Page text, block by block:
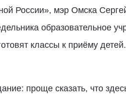
России», мэр Омска
образовательное
классы к приёму
проще сказать, что